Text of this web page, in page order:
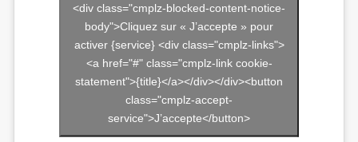
<div class="cmplz-blocked-content-notice-
body">Cliquez sur « J’accepte » pour
activer {service} <div class="cmplz-links">
<a href="#" class="cmplz-link cookie-
statement">{title}</a></div></div><button
class="cmplz-accept-
service">J’accepte</button>